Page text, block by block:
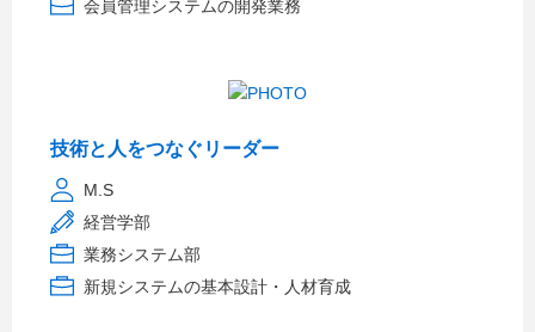
会員管理システムの開発業務
技術と人をつなぐリーダー
M.S
経営学部
業務システム部
新規システムの基本設計・人材育成